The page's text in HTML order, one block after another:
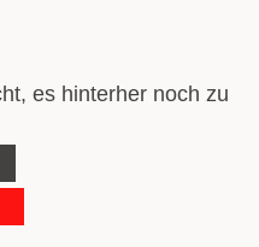
es hinterher noch zu